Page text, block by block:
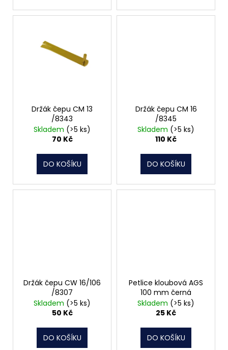
Držák čepu CM 13
/8343
Skladem (>5 ks)
70 Kč
DO KOŠÍKU
Držák čepu CM 16
/8345
Skladem (>5 ks)
110 Kč
DO KOŠÍKU
Držák čepu CW 16/106
/8307
Skladem (>5 ks)
50 Kč
DO KOŠÍKU
Petlice kloubová AGS
100 mm černá
Skladem (>5 ks)
25 Kč
DO KOŠÍKU